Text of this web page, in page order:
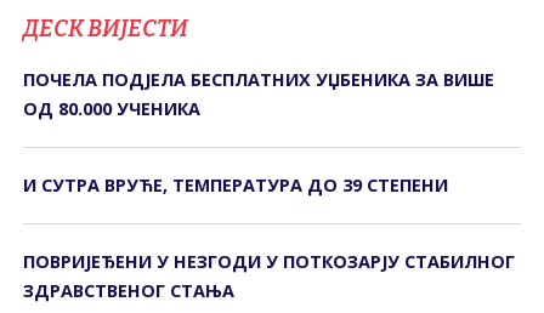
ДЕСК ВИЈЕСТИ
ПОЧЕЛА ПОДЈЕЛА БЕСПЛАТНИХ УЏБЕНИКА ЗА ВИШЕ
ОД 80.000 УЧЕНИКА
И СУТРА ВРУЋЕ, ТЕМПЕРАТУРА ДО 39 СТЕПЕНИ
ПОВРИЈЕЂЕНИ У НЕЗГОДИ У ПОТКОЗАРЈУ СTАБИЛНОГ
ЗДРАВСTВЕНОГ СTАЊА